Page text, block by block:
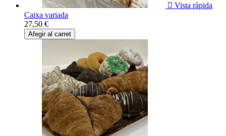
 Vista ràpida
Caixa variada
27,50 €
Afegir al carret